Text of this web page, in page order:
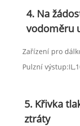
4. Na
vodoměru
Zařízení pro
Pulzní
5. Křivka
ztráty